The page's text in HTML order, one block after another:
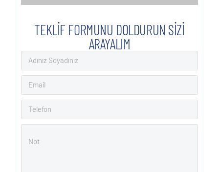
TEKLİF FORMUNU DOLDURUN SİZİ
ARAYALIM